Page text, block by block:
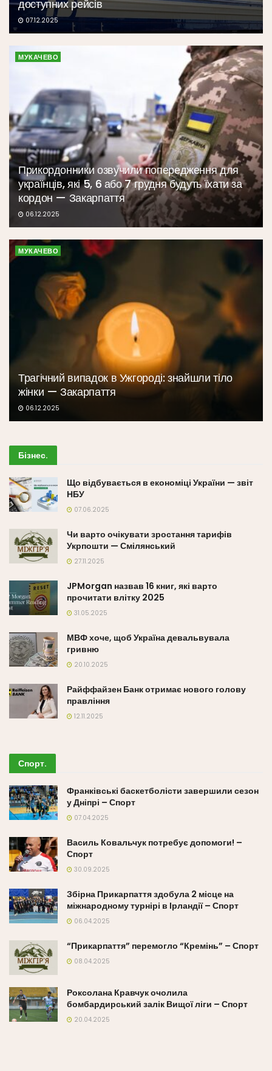
доступних рейсів
07.12.2025
МУКАЧЕВО
Прикордонники озвучили попередження для
українців, які 5, 6 або 7 грудня будуть їхати за
кордон — Закарпаття
06.12.2025
МУКАЧЕВО
Трагічний випадок в Ужгороді: знайшли тіло
жінки — Закарпаття
06.12.2025
Бізнес.
Що відбувається в економіці України — звіт
НБУ
07.06.2025
Чи варто очікувати зростання тарифів
Укрпошти — Смілянський
27.11.2025
JPMorgan назвав 16 книг, які варто
прочитати влітку 2025
31.05.2025
МВФ хоче, щоб Україна девальвувала
гривню
20.10.2025
Райффайзен Банк отримає нового голову
правління
12.11.2025
Спорт.
Франківські баскетболісти завершили сезон
у Дніпрі – Спорт
07.04.2025
Василь Ковальчук потребує допомоги! –
Спорт
30.09.2025
Збірна Прикарпаття здобула 2 місце на
міжнародному турнірі в Ірландії – Спорт
06.04.2025
“Прикарпаття” перемогло “Кремінь” – Спорт
08.04.2025
Роксолана Кравчук очолила
бомбардирський залік Вищої ліги – Спорт
20.04.2025